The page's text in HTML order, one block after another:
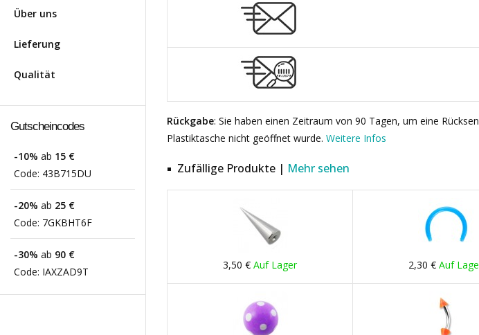
Über uns
Lieferung
Qualität
Gutscheincodes
-10% ab 15 €
Code: 43B715DU
-20% ab 25 €
Code: 7GKBHT6F
-30% ab 90 €
Code: IAXZAD9T
Rückgabe: Sie haben einen Zeitraum von 90 Tagen, um eine
Plastiktasche nicht geöffnet wurde. Weitere Infos
Zufällige Produkte | Mehr sehen
3,50 €Auf Lager 2,30 €Auf